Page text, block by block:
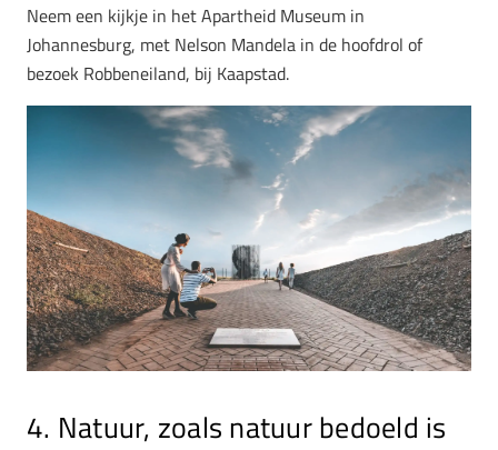
Neem een kijkje in het Apartheid Museum in
Johannesburg, met Nelson Mandela in de hoofdrol of
bezoek Robbeneiland, bij Kaapstad.
4. Natuur, zoals natuur bedoeld is